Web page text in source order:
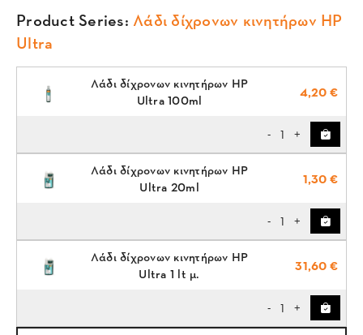
Product Series: Λάδι δίχρονων κινητήρων HP
Ultra
Λάδι δίχρονων κινητήρων HP
Ultra 100ml
4,20 €
- 1 +
Λάδι δίχρονων κινητήρων HP
Ultra 20ml
1,30 €
- 1 +
Λάδι δίχρονων κινητήρων HP
Ultra 1 lt μ.
31,60 €
- 1 +